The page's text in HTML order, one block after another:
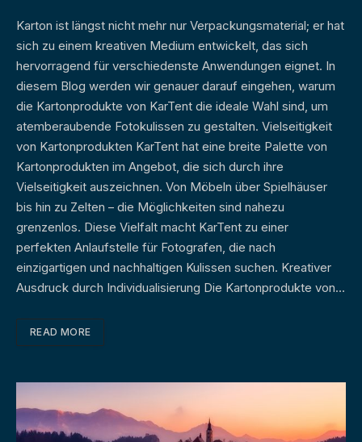
Karton ist längst nicht mehr nur Verpackungsmaterial; er hat
sich zu einem kreativen Medium entwickelt, das sich
hervorragend für verschiedenste Anwendungen eignet. In
diesem Blog werden wir genauer darauf eingehen, warum
die Kartonprodukte von KarTent die ideale Wahl sind, um
atemberaubende Fotokulissen zu gestalten. Vielseitigkeit
von Kartonprodukten KarTent hat eine breite Palette von
Kartonprodukten im Angebot, die sich durch ihre
Vielseitigkeit auszeichnen. Von Möbeln über Spielhäuser
bis hin zu Zelten – die Möglichkeiten sind nahezu
grenzenlos. Diese Vielfalt macht KarTent zu einer
perfekten Anlaufstelle für Fotografen, die nach
einzigartigen und nachhaltigen Kulissen suchen. Kreativer
Ausdruck durch Individualisierung Die Kartonprodukte von…
READ MORE